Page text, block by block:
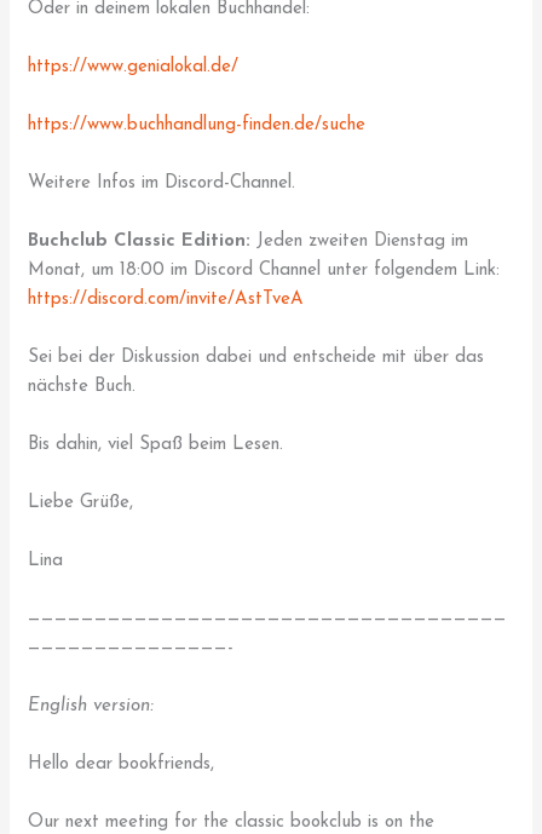
Oder in deinem lokalen Buchhandel:
https://www.genialokal.de/
https://www.buchhandlung-finden.de/suche
Weitere Infos im Discord-Channel.
Buchclub Classic Edition: Jeden zweiten Dienstag im
Monat, um 18:00 im Discord Channel unter folgendem Link:
https://discord.com/invite/AstTveA
Sei bei der Diskussion dabei und entscheide mit über das
nächste Buch.
Bis dahin, viel Spaß beim Lesen.
Liebe Grüße,
Lina
————————————————————————————————————
———————————————-
English version:
Hello dear bookfriends,
Our next meeting for the classic bookclub is on the